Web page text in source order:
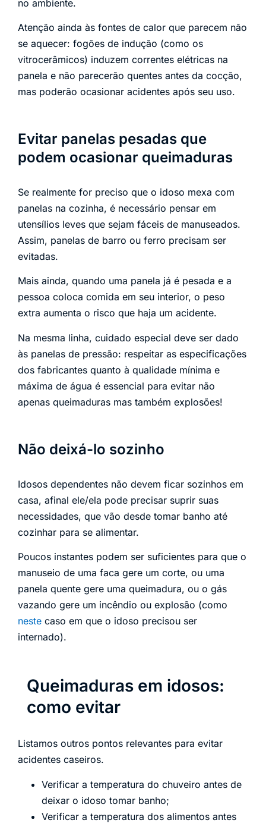
no ambiente.
Atenção ainda às fontes de calor que parecem não
se aquecer: fogões de indução (como os
vitrocerâmicos) induzem correntes elétricas na
panela e não parecerão quentes antes da cocção,
mas poderão ocasionar acidentes após seu uso.
Evitar panelas pesadas que
podem ocasionar queimaduras
Se realmente for preciso que o idoso mexa com
panelas na cozinha, é necessário pensar em
utensílios leves que sejam fáceis de manuseados.
Assim, panelas de barro ou ferro precisam ser
evitadas.
Mais ainda, quando uma panela já é pesada e a
pessoa coloca comida em seu interior, o peso
extra aumenta o risco que haja um acidente.
Na mesma linha, cuidado especial deve ser dado
às panelas de pressão: respeitar as especificações
dos fabricantes quanto à qualidade mínima e
máxima de água é essencial para evitar não
apenas queimaduras mas também explosões!
Não deixá-lo sozinho
Idosos dependentes não devem ficar sozinhos em
casa, afinal ele/ela pode precisar suprir suas
necessidades, que vão desde tomar banho até
cozinhar para se alimentar.
Poucos instantes podem ser suficientes para que o
manuseio de uma faca gere um corte, ou uma
panela quente gere uma queimadura, ou o gás
vazando gere um incêndio ou explosão (como
neste caso em que o idoso precisou ser
internado).
Queimaduras em idosos:
como evitar
Listamos outros pontos relevantes para evitar
acidentes caseiros.
Verificar a temperatura do chuveiro antes de
deixar o idoso tomar banho;
Verificar a temperatura dos alimentos antes